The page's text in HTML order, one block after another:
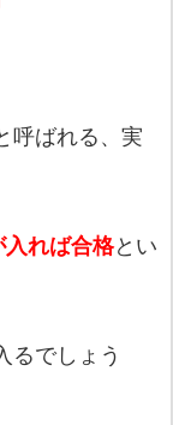
呼ばれる、 実
れば合格とい
るでしょう